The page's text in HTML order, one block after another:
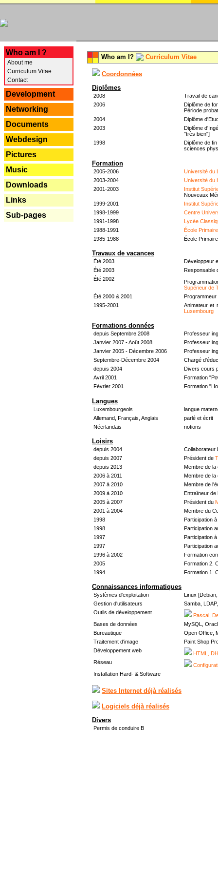
Who am I ?
About me
Curriculum Vitae
Contact
Development
Networking
Documents
Webdesign
Pictures
Music
Downloads
Links
Sub-pages
Who am I? Curriculum Vitae
Coordonnées
Diplômes
2008
Travail de
2006
Diplôme de
Période
2004
Diplôme
2003
Diplôme
"très bien"]
1998
Diplôme de
sciences
Formation
2005-2006
Université du
2003-2004
Université du
2001-2003
Institut
Nouveaux
1999-2001
Institut
1998-1999
Centre
1991-1998
Lycée
1988-1991
École
1985-1988
École
Travaux de vacances
Été 2003
Développeur
Été 2003
Responsable
Été 2002
Supérieur de
Été 2000 & 2001
Programmeur
1995-2001
Animateur et
Luxembourg
Formations données
depuis Septembre 2008
Professeur
Janvier 2007 - Août 2008
Professeur
Janvier 2005 - Décembre 2006
Professeur
Septembre-Décembre 2004
Chargé
depuis 2004
Divers cours
Avril 2001
Formation
Février 2001
Formation
Langues
Luxembourgeois
langue
Allemand, Français, Anglais
parlé et écrit
Néerlandais
notions
Loisirs
depuis 2004
Collaborateur
depuis 2007
Président de
depuis 2013
Membre de
2006 à 2011
Membre de
2007 à 2010
Membre de
2009 à 2010
Entraîneur de
2005 à 2007
Président du
2001 à 2004
Membre du
1998
Participation à
1998
Participation
1997
Participation à
1997
Participation
1996 à 2002
Formation
2005
Formation 2.
1994
Formation 1.
Connaissances informatiques
Systèmes d'exploitation
Linux
Gestion d'utilisateurs
Samba,
Outils de développement
Pascal,
Bases de données
MySQL,
Bureautique
Open Office,
Traitement d'image
Paint Shop
Développement web
HTML,
Réseau
Installation Hard- & Software
Sites Internet déjà réalisés
Logiciels déjà réalisés
Divers
Permis de conduire B